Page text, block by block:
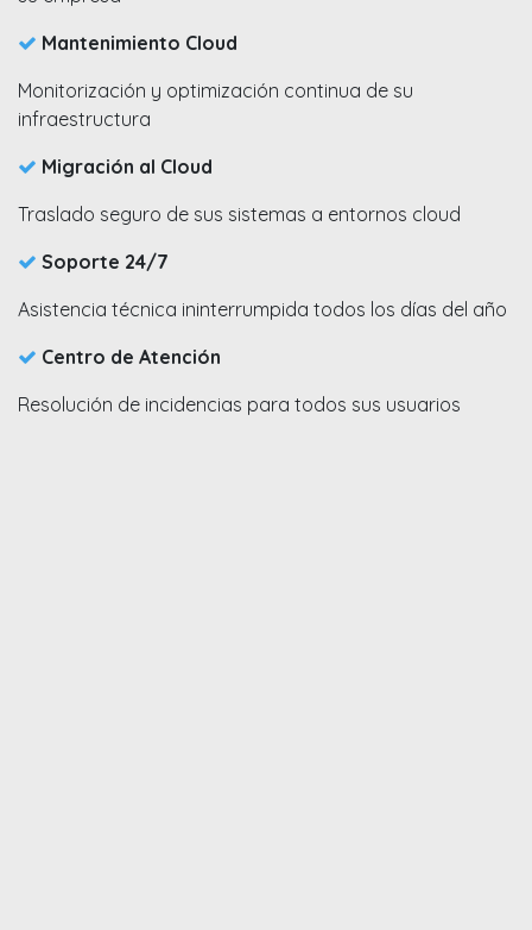
Mantenimiento Cloud​
Monitorización y optimización continua de su
infraestructura
Migración al Cloud​
Traslado seguro de sus sistemas a entornos cloud​
Soporte 24/7​
Asistencia técnica ininterrumpida todos los días del año
Centro de Atención​
Resolución de incidencias para todos sus usuarios​